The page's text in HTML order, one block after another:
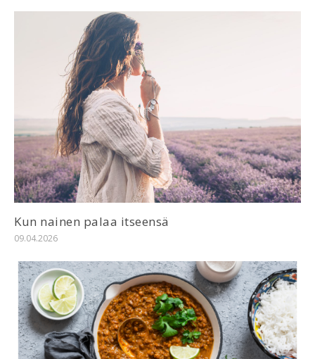
Kun nainen palaa itseensä
09.04.2026